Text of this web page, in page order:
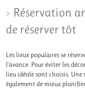
Réservation
de réserver tôt
Les lieux populaires se
l’avance. Pour éviter les
lieu idéale sont choisis. Une
également de mieux